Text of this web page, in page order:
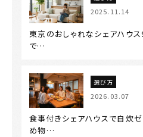
2025.11.14
東京のおしゃれなシェアハウ
で…
選び方
2026.03.07
食事付きシェアハウスで自炊
め物…